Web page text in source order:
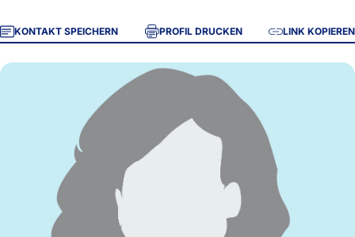
KONTAKT SPEICHERN PROFIL DRUCKEN LINK KOPIEREN